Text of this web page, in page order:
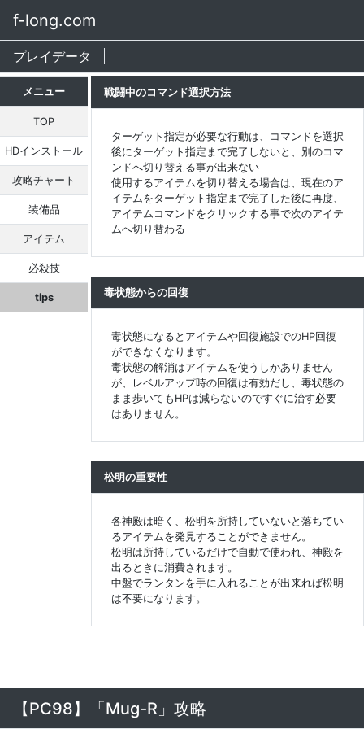
f-long.com
プレイデータ
メニュー
TOP
HDインストール
攻略チャート
装備品
アイテム
必殺技
tips
戦闘中のコマンド選択方法
ターゲット指定が必要な行動は、コマンドを選択
後にターゲット指定まで完了しないと、別のコマ
ンドへ切り替える事が出来ない
使用するアイテムを切り替える場合は、現在のア
イテムをターゲット指定まで完了した後に再度、
アイテムコマンドをクリックする事で次のアイテ
ムへ切り替わる
毒状態からの回復
毒状態になるとアイテムや回復施設でのHP回復
ができなくなります。
毒状態の解消はアイテムを使うしかありません
が、レベルアップ時の回復は有効だし、毒状態の
まま歩いてもHPは減らないのですぐに治す必要
はありません。
松明の重要性
各神殿は暗く、松明を所持していないと落ちてい
るアイテムを発見することができません。
松明は所持しているだけで自動で使われ、神殿を
出るときに消費されます。
中盤でランタンを手に入れることが出来れば松明
は不要になります。
【PC98】「Mug-R」攻略